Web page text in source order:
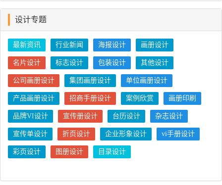
设计专题
最新资讯 行业新闻 海报设计 画册设计
名片设计 标志设计 包装设计 其他设计
公司画册设计 集团画册设计 单位画册设计
产品画册设计 招商手册设计 案例欣赏 画册印刷
品牌VI设计 宣传册设计 台历设计 杂志设计
宣传单设计 折页设计 企业形象设计 vi手册设计
彩页设计 图册设计 目录设计